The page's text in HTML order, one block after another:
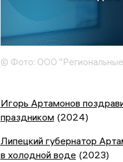
© Фото: ООО
Игорь Артамонов
праздником(2024)
Липецкий губернатор
в холодной воде (2023)